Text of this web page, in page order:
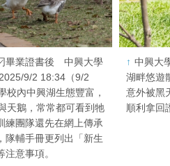
畢業證書後 中興大學
9/2 18:34（9/2
校內中興湖生態豐富，
天鵝，常常都可看到牠
練團隊還先在網上傳承
隊輔手冊更列出「新生
意事項。
中興大
湖畔悠遊
意外被黑
順利拿回